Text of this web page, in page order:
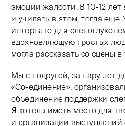
эмоции жалости. В10-12 лет
и училась в этом, тогда еще
интернате для
вдохновляющую простых
могла рассказать со сцены в
Мы с подругой, за пару лет
«Со-единение»,
объединение поддержки
Я хотела иметь место для
и организации